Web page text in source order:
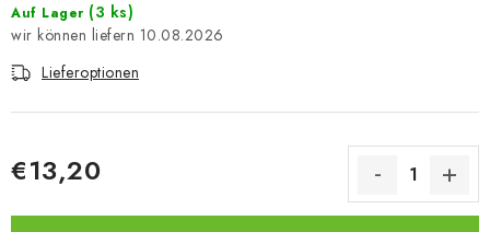
Datenschutzbestimmungen
Beschwerdeverfahren
Großhandel
Auf Lager (3 ks)
10.08.2026
Lieferoptionen
€13,20